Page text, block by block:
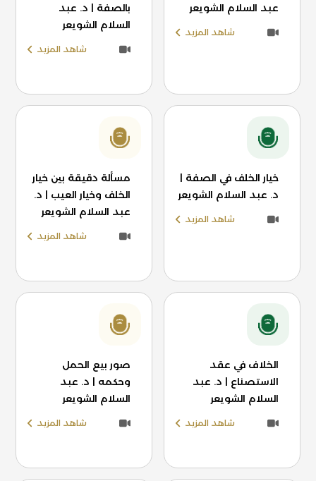
عبد السلام الشويعر
شاهد المزيد
بالصفة | د. عبد
السلام الشويعر
شاهد المزيد
خيار الخلف في الصفة |
د. عبد السلام الشويعر
شاهد المزيد
مسألة دقيقة بين خيار
الخلف وخيار العيب | د.
عبد السلام الشويعر
شاهد المزيد
الخلاف في عقد
الاستصناع | د. عبد
السلام الشويعر
شاهد المزيد
صور بيع الحمل
وحكمه | د. عبد
السلام الشويعر
شاهد المزيد